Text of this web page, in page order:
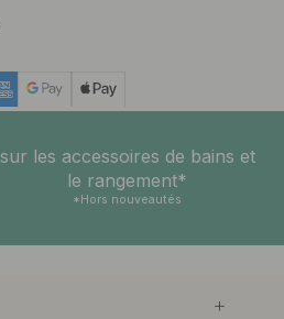
sur les accessoires de bains et
le rangement*
*Hors nouveautés